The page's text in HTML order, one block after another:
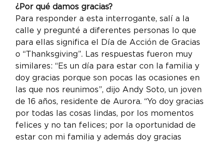
¿Por qué damos gracias?
Para responder a esta interrogante, salí a la
calle y pregunté a diferentes personas lo que
para ellas significa el Día de Acción de Gracias
o “Thanksgiving”. Las respuestas fueron muy
similares: “Es un día para estar con la familia y
doy gracias porque son pocas las ocasiones en
las que nos reunimos”, dijo Andy Soto, un joven
de 16 años, residente de Aurora. “Yo doy gracias
por todas las cosas lindas, por los momentos
felices y no tan felices; por la oportunidad de
estar con mi familia y además doy gracias